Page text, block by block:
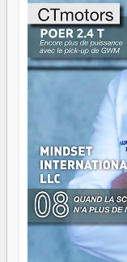
n'importe quel
Il faut juste
même sens.